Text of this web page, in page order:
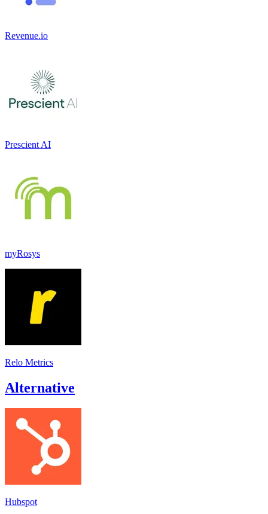
Revenue.io
Prescient AI
myRosys
Relo Metrics
Alternative
Hubspot